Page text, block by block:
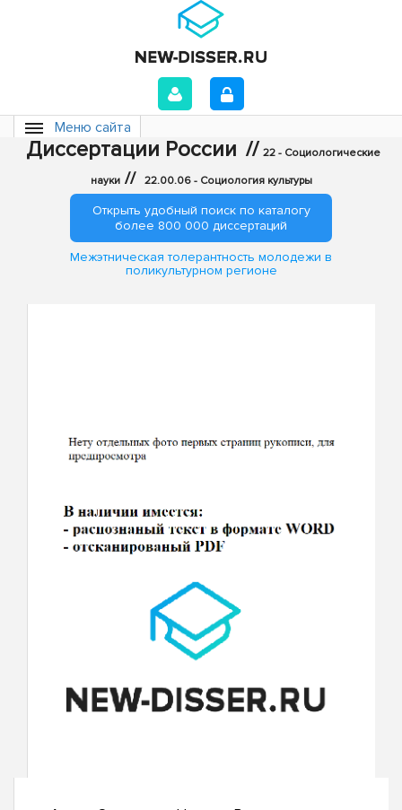
Меню сайта
Диссертации России // 22 - Социологические
науки // 22.00.06 - Социология культуры
Открыть удобный поиск по каталогу
более 800 000 диссертаций
Межэтническая толерантность молодежи в
поликультурном регионе